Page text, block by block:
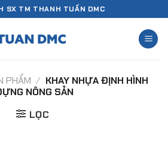
SX TM THANH TUẤN DMC
PHẨM / KHAY NHỰA ĐỊNH HÌNH
NÔNG SẢN
LỌC